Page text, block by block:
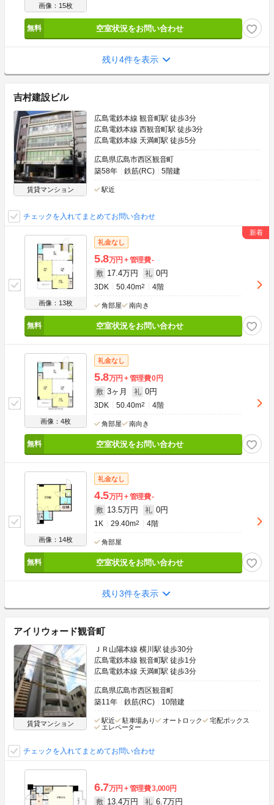
画像：15枚
空室状況をお問い合わせ
残り4件を表示
吉村建設ビル
賃貸マンション
広島電鉄本線 観音町駅 徒歩3分
広島電鉄本線 西観音町駅 徒歩3分
広島電鉄本線 天満町駅 徒歩5分
広島県広島市西区観音町
築58年
鉄筋(RC) 5階建
駅近
チェックを入れてまとめてお問い合わせ
画像：13枚
礼金なし
5.8万円 管理費-
敷 17.4万円 礼 0円
3DK 50.40m2 4階
角部屋 南向き
空室状況をお問い合わせ
画像：4枚
礼金なし
5.8万円 管理費0円
敷 3ヶ月 礼 0円
3DK 50.40m2 4階
角部屋 南向き
空室状況をお問い合わせ
画像：14枚
礼金なし
4.5万円 管理費-
敷 13.5万円 礼 0円
1K 29.40m2 4階
角部屋
空室状況をお問い合わせ
残り3件を表示
アイリウォード観音町
賃貸マンション
ＪＲ山陽本線 横川駅 徒歩30分
広島電鉄本線 観音町駅 徒歩1分
広島電鉄本線 天満町駅 徒歩3分
広島県広島市西区観音町
築11年
鉄筋(RC) 10階建
駅近 駐車場あり オートロック
宅配ボックス
エレベーター
チェックを入れてまとめてお問い合わせ
6.7万円 管理費3,000円
敷 13.4万円 礼 6.7万円